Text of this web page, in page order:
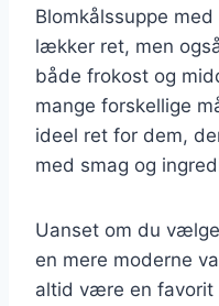
Blomkålssuppe
lækker ret, men
både frokost og
mange forskellige
ideel ret for dem,
med smag og
Uanset om du
en mere moderne
altid være en favorit